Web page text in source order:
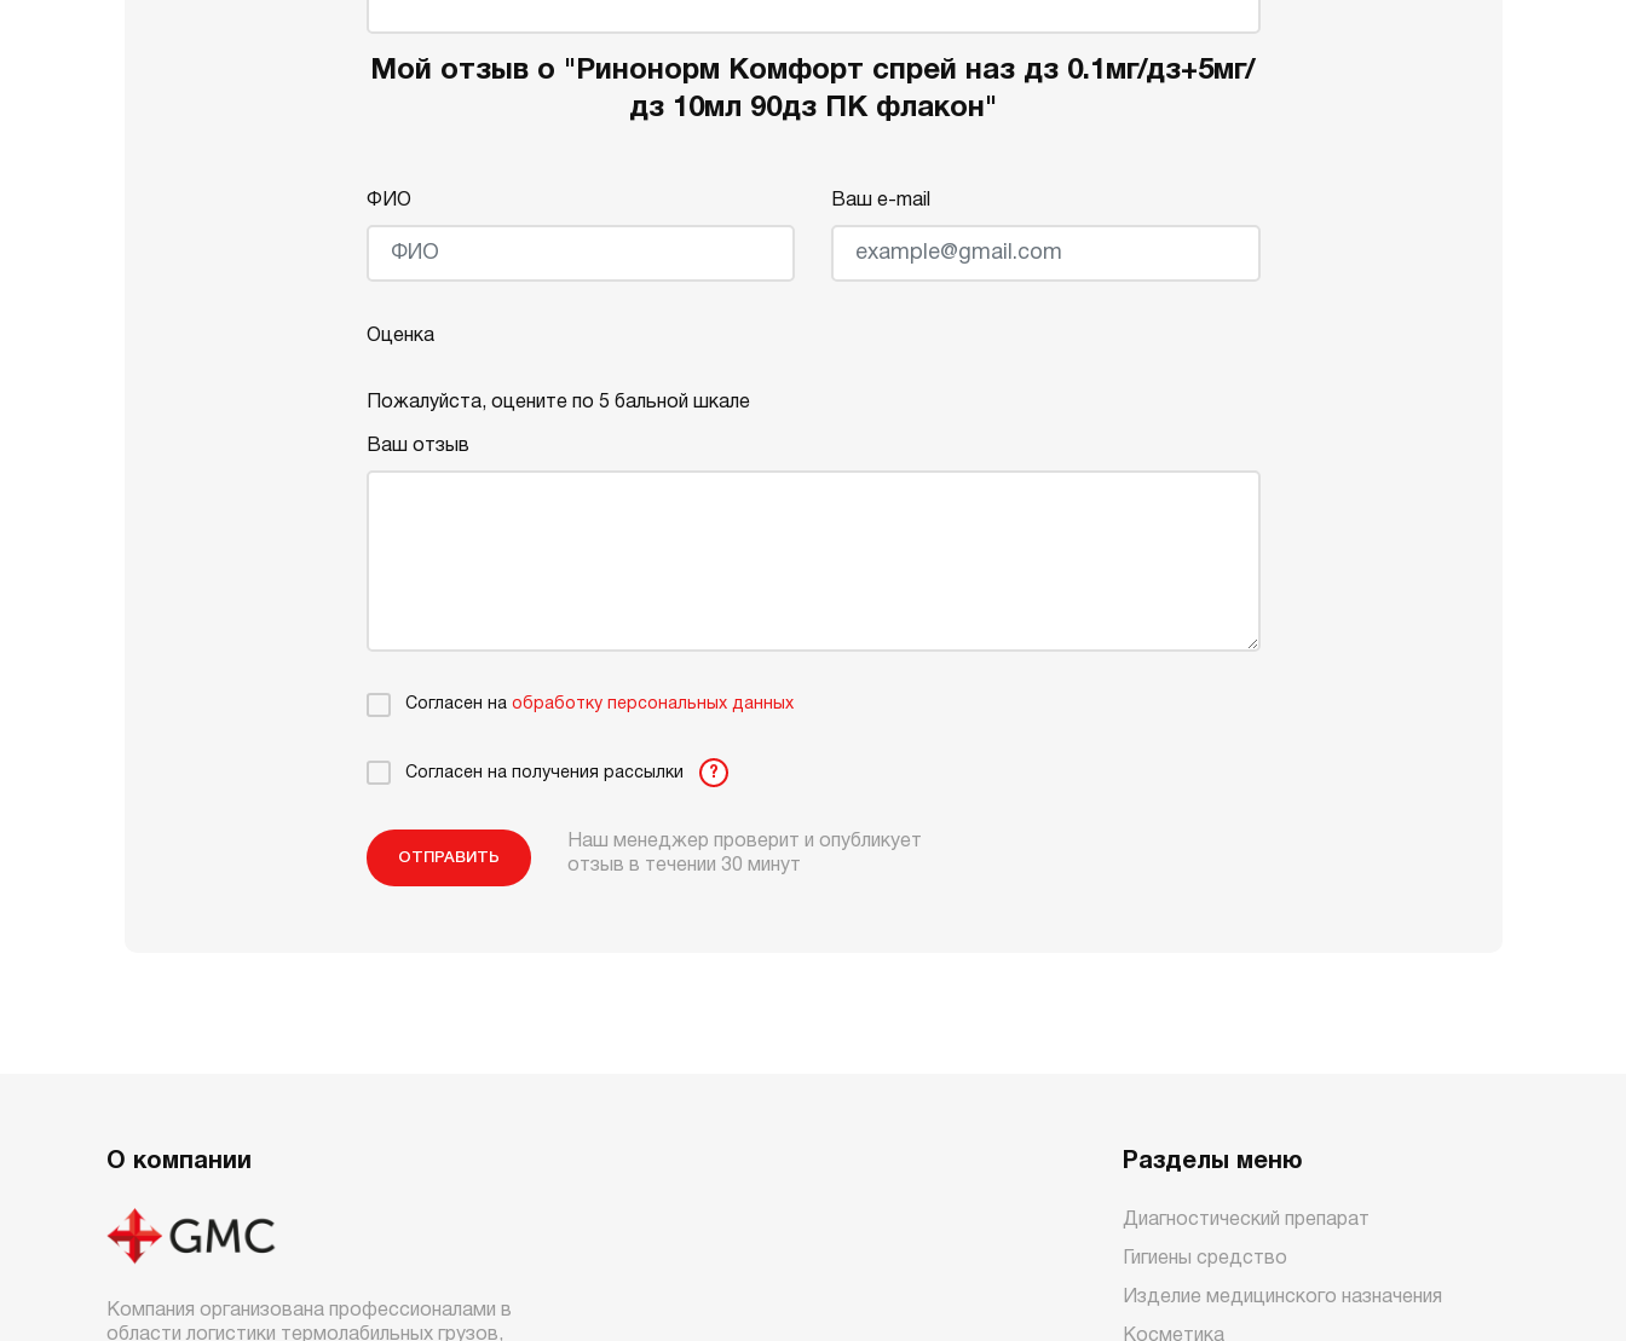
Мой отзыв о "Ринонорм Комфорт спрей наз дз 0.1мг/дз+5мг/
дз 10мл 90дз ПК флакон"
ФИО Ваш e-mail
Оценка
Пожалуйста, оцените по 5 бальной шкале
Ваш отзыв
Согласен на обработку персональных данных
Согласен на получения рассылки ?
ОТПРАВИТЬ
Наш менеджер проверит и опубликует
отзыв в течении 30 минут
О компании
Компания организована профессионалами в
области логистики термолабильных грузов,
Разделы меню
Диагностический препарат
Гигиены средство
Изделие медицинского назначения
Косметика